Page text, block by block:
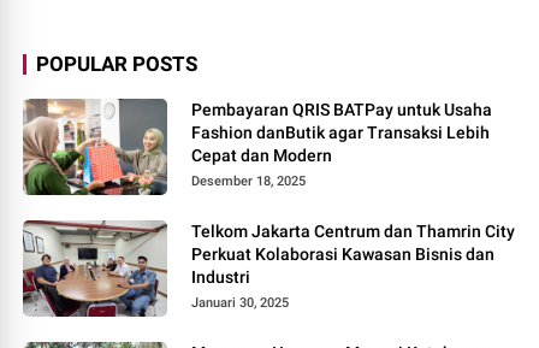
POPULAR POSTS
Pembayaran QRIS BATPay untuk Usaha
Fashion danButik agar Transaksi Lebih
Cepat dan Modern
Desember 18, 2025
Telkom Jakarta Centrum dan Thamrin City
Perkuat Kolaborasi Kawasan Bisnis dan
Industri
Januari 30, 2025